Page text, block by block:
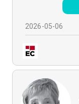
2026-05-06